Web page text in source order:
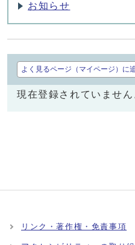
お知らせ
よく見るページ（マイページ）に
現在登録されていません
リンク・著作権・免責事項